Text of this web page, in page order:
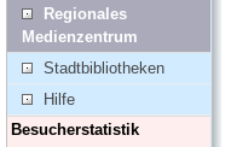
Regionales
Medienzentrum
Stadtbibliotheken
Hilfe
Besucherstatistik